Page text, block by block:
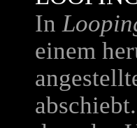
In
einem